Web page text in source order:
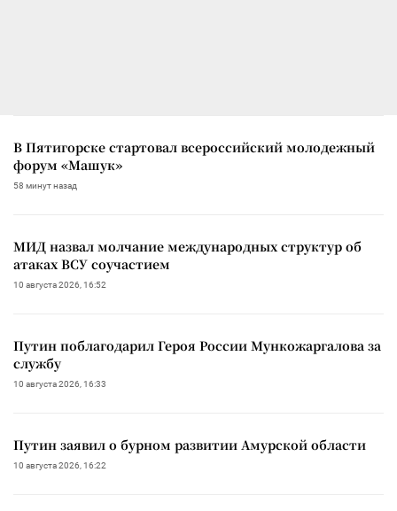
В Пятигорске стартовал всероссийский молодежный
форум «Машук»
58 минут назад
МИД назвал молчание международных структур об
атаках ВСУ соучастием
10 августа 2026, 16:52
Путин поблагодарил Героя России Мункожаргалова за
службу
10 августа 2026, 16:33
Путин заявил о бурном развитии Амурской области
10 августа 2026, 16:22